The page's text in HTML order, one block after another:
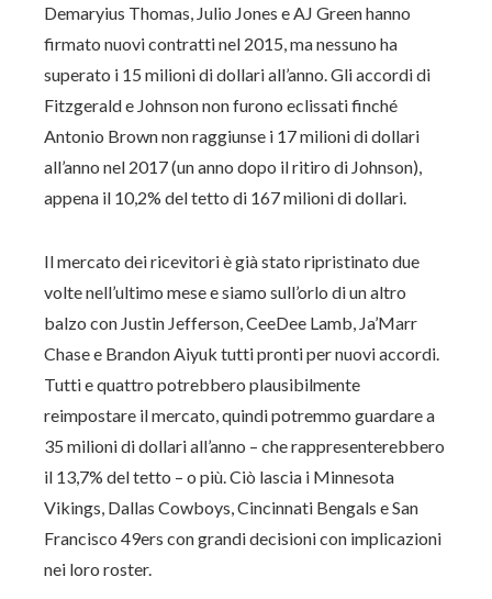
Demaryius Thomas, Julio Jones e AJ Green hanno
firmato nuovi contratti nel 2015, ma nessuno ha
superato i 15 milioni di dollari all’anno. Gli accordi di
Fitzgerald e Johnson non furono eclissati finché
Antonio Brown non raggiunse i 17 milioni di dollari
all’anno nel 2017 (un anno dopo il ritiro di Johnson),
appena il 10,2% del tetto di 167 milioni di dollari.
Il mercato dei ricevitori è già stato ripristinato due
volte nell’ultimo mese e siamo sull’orlo di un altro
balzo con Justin Jefferson, CeeDee Lamb, Ja’Marr
Chase e Brandon Aiyuk tutti pronti per nuovi accordi.
Tutti e quattro potrebbero plausibilmente
reimpostare il mercato, quindi potremmo guardare a
35 milioni di dollari all’anno – che rappresenterebbero
il 13,7% del tetto – o più. Ciò lascia i Minnesota
Vikings, Dallas Cowboys, Cincinnati Bengals e San
Francisco 49ers con grandi decisioni con implicazioni
nei loro roster.